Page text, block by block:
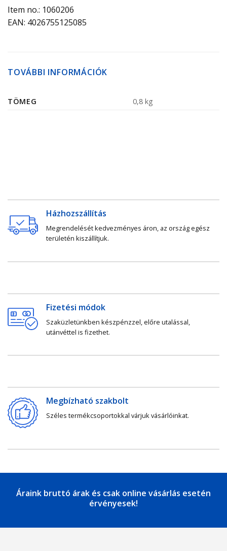
Item no.: 1060206
EAN: 4026755125085
TOVÁBBI INFORMÁCIÓK
TÖMEG 0,8 kg
Házhozszállítás
Megrendelését kedvezményes áron, az ország egész
területén kiszállítjuk.
Fizetési módok
Szaküzletünkben készpénzzel, előre utalással,
utánvéttel is fizethet.
Megbízható szakbolt
Széles termékcsoportokkal várjuk vásárlóinkat.
Áraink bruttó árak és csak online vásárlás esetén
érvényesek!